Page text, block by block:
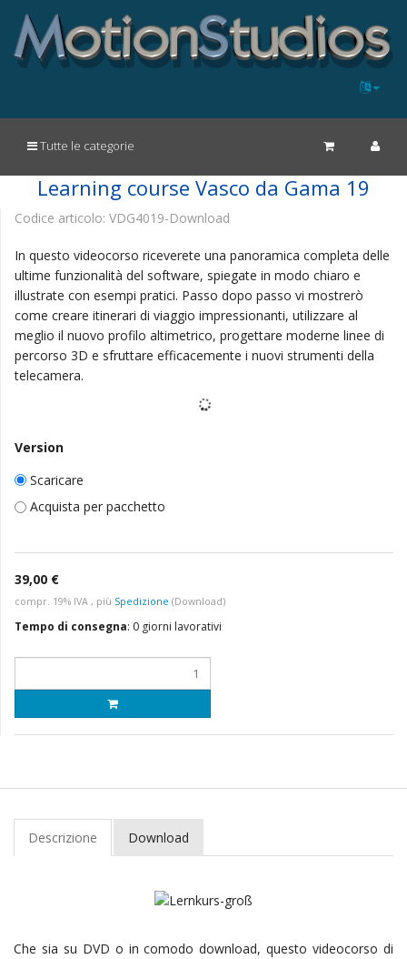
Tutte le categorie
Learning course Vasco da Gama 19
Codice articolo: VDG4019-Download
In questo videocorso riceverete una panoramica completa delle
ultime funzionalità del software, spiegate in modo chiaro e
illustrate con esempi pratici. Passo dopo passo vi mostrerò
come creare itinerari di viaggio impressionanti, utilizzare al
meglio il nuovo profilo altimetrico, progettare moderne linee di
percorso 3D e sfruttare efficacemente i nuovi strumenti della
telecamera.
Version
Scaricare
Acquista per pacchetto
39,00 €
compr. 19% IVA , più Spedizione (Download)
Tempo di consegna: 0 giorni lavorativi
Descrizione Download
Che sia su DVD o in comodo download, questo videocorso di